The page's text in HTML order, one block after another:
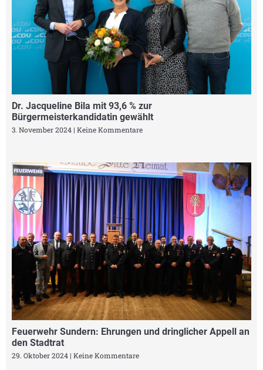
Dr. Jacqueline Bila mit 93,6 % zur
Bürgermeisterkandidatin gewählt
3. November 2024 Keine Kommentare
Feuerwehr Sundern: Ehrungen und dringlicher Appell an
den Stadtrat
29. Oktober 2024 Keine Kommentare